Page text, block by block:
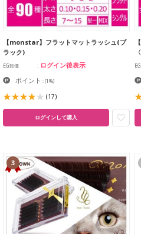
【monstar】フラットマットラッシュ(ブ
ラック)
EG卸価 ログイン後表示
ポイント :(1%)
(17)
ログインして購入
3